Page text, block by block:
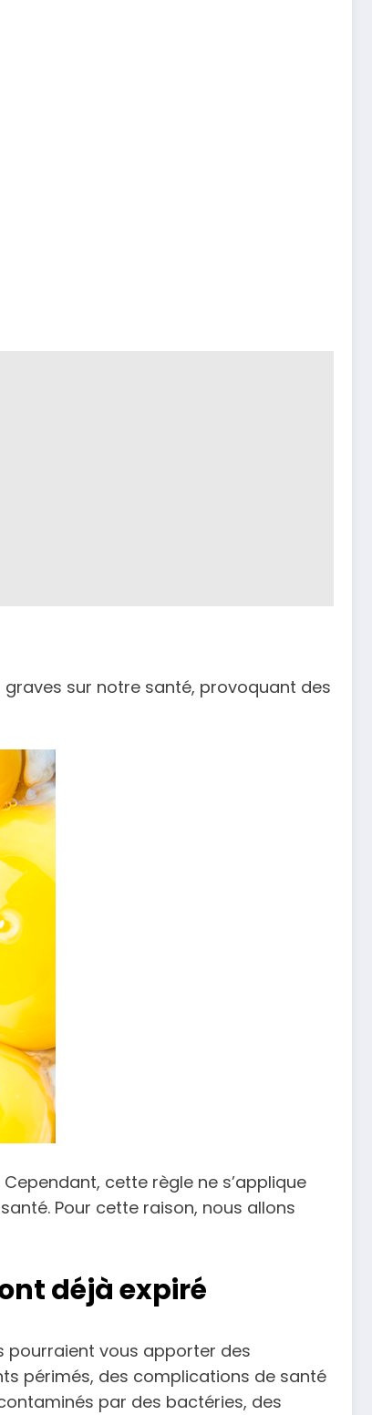
sur notre santé, provoquant des
cette règle ne s’applique
Pour cette raison, nous allons
déjà expiré
pourraient vous apporter des
périmés, des complications de santé
par des bactéries, des